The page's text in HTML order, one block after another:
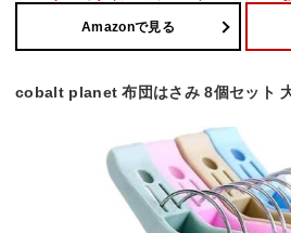
Amazonで見る
cobalt planet 布団はさみ 8個セット